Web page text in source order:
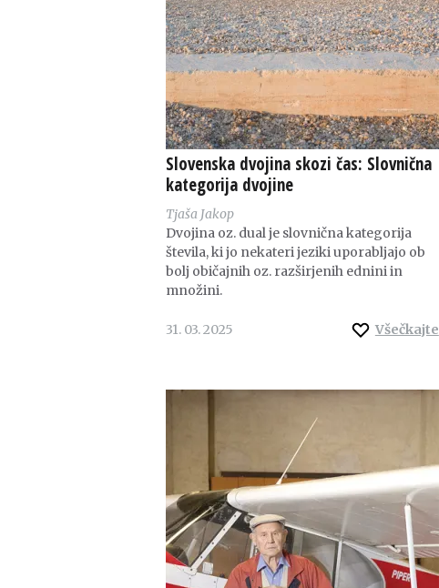
Slovenska dvojina skozi čas: Slovnična
kategorija dvojine
Tjaša Jakop
Dvojina oz. dual je slovnična kategorija
števila, ki jo nekateri jeziki uporabljajo ob
bolj običajnih oz. razširjenih ednini in
množini.
Všečkajte
31. 03. 2025